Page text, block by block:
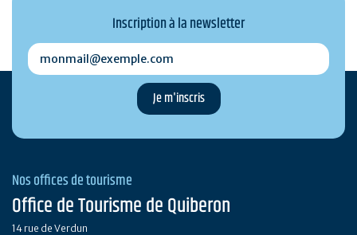
Inscription à la newsletter
monmail@exemple.com
Nos offices de tourisme
Office de Tourisme de Quiberon
14 rue de Verdun